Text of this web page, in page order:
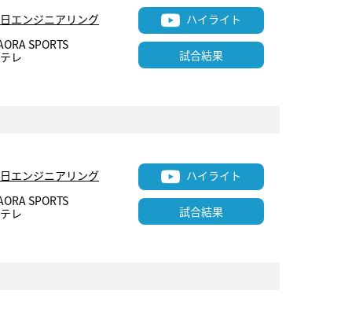
エンジニアリング
SPORTS
レ
ハイライト
試合結果
エンジニアリング
SPORTS
レ
ハイライト
試合結果